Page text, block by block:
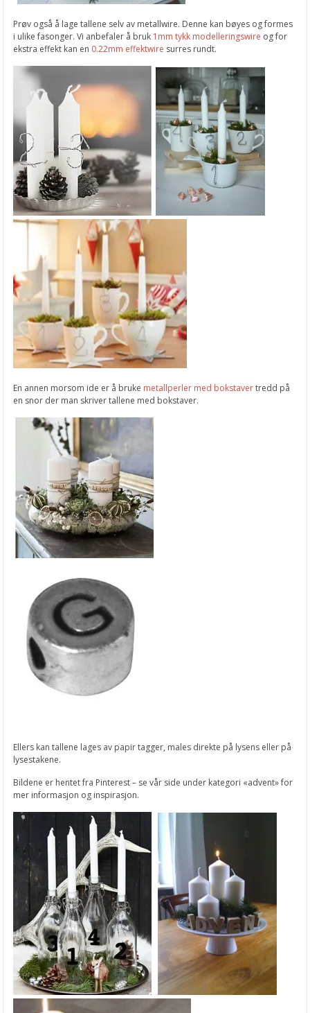
Prøv også å lage tallene selv av metallwire. Denne kan bøyes og formes
i ulike fasonger. Vi anbefaler å bruk 1mm tykk modelleringswire og for
ekstra effekt kan en 0.22mm effektwire surres rundt.
En annen morsom ide er å bruke metallperler med bokstavertredd på
en snor der man skriver tallene med bokstaver.
Ellers kan tallene lages av papir tagger, males direkte på lysens eller på
lysestakene.
Bildene er hentet fra Pinterest – se vår side under kategori «advent» for
mer informasjon og inspirasjon.